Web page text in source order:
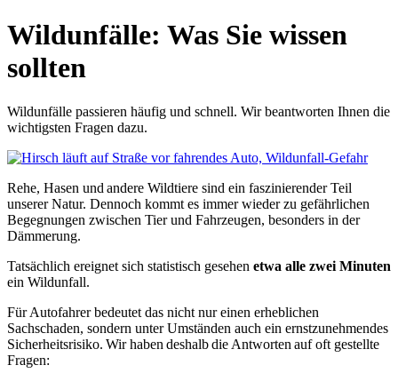
Wildunfälle: Was Sie wissen
sollten
Wildunfälle passieren häufig und schnell. Wir beantworten Ihnen die
wichtigsten Fragen dazu.
Rehe, Hasen und andere Wildtiere sind ein faszinierender Teil
unserer Natur. Dennoch kommt es immer wieder zu gefährlichen
Begegnungen zwischen Tier und Fahrzeugen, besonders in der
Dämmerung.
Tatsächlich ereignet sich statistisch gesehen etwa alle zwei Minuten
ein Wildunfall.
Für Autofahrer bedeutet das nicht nur einen erheblichen
Sachschaden, sondern unter Umständen auch ein ernstzunehmendes
Sicherheitsrisiko. Wir haben deshalb die Antworten auf oft gestellte
Fragen: